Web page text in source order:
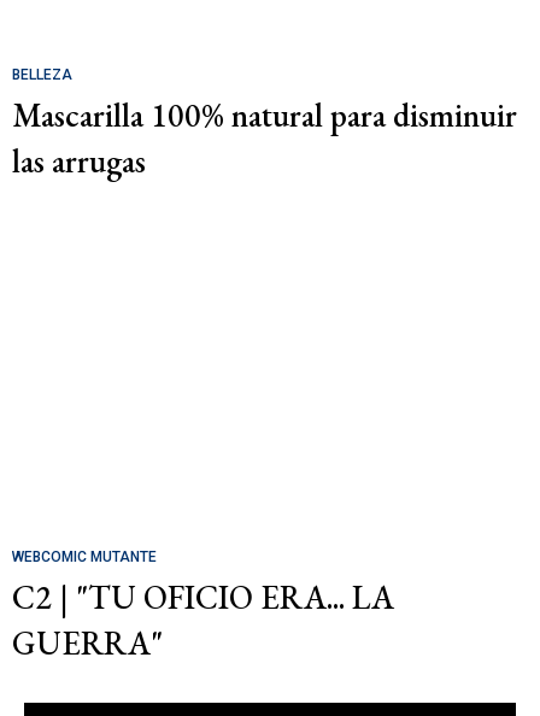
BELLEZA
Mascarilla 100% natural para disminuir
las arrugas
WEBCOMIC MUTANTE
C2 | "TU OFICIO ERA... LA
GUERRA"